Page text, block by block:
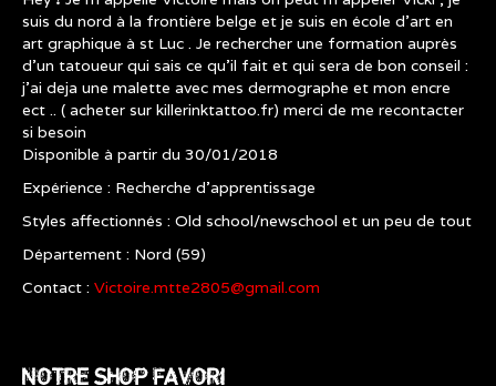
suis du nord à la frontière belge et je suis en école d'art en
art graphique à st Luc . Je rechercher une formation auprès
d'un tatoueur qui sais ce qu'il fait et qui sera de bon conseil :
j'ai deja une malette avec mes dermographe et mon encre
ect .. ( acheter sur killerinktattoo.fr) merci de me recontacter
si besoin
Disponible à partir du 30/01/2018
Expérience : Recherche d’apprentissage
Styles affectionnés : Old school/newschool et un peu de tout
Département : Nord (59)
Contact : Victoire.mtte2805@gmail.com
NOTRE SHOP FAVORI